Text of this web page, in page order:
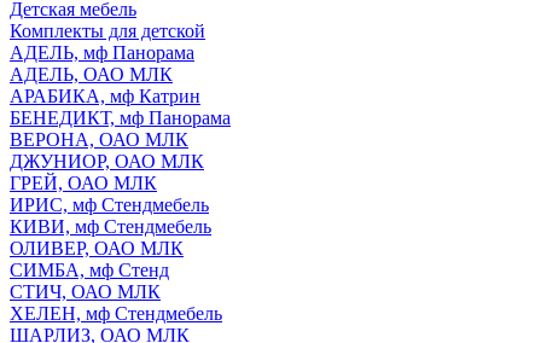
Детская мебель
Комплекты для детской
АДЕЛЬ, мф Панорама
АДЕЛЬ, ОАО МЛК
АРАБИКА, мф Катрин
БЕНЕДИКТ, мф Панорама
ВЕРОНА, ОАО МЛК
ДЖУНИОР, ОАО МЛК
ГРЕЙ, ОАО МЛК
ИРИС, мф Стендмебель
КИВИ, мф Стендмебель
ОЛИВЕР, ОАО МЛК
СИМБА, мф Стенд
СТИЧ, ОАО МЛК
ХЕЛЕН, мф Стендмебель
ШАРЛИЗ, ОАО МЛК